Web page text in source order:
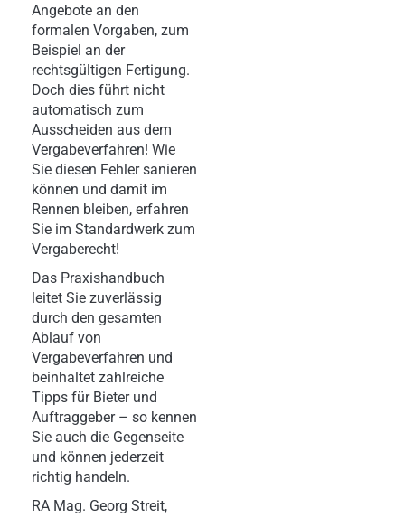
Angebote an den
formalen Vorgaben, zum
Beispiel an der
rechtsgültigen Fertigung.
Doch dies führt nicht
automatisch zum
Ausscheiden aus dem
Vergabeverfahren! Wie
Sie diesen Fehler sanieren
können und damit im
Rennen bleiben, erfahren
Sie im Standardwerk zum
Vergaberecht!
Das Praxishandbuch
leitet Sie zuverlässig
durch den gesamten
Ablauf von
Vergabeverfahren und
beinhaltet zahlreiche
Tipps für Bieter und
Auftraggeber – so kennen
Sie auch die Gegenseite
und können jederzeit
richtig handeln.
RA Mag. Georg Streit,